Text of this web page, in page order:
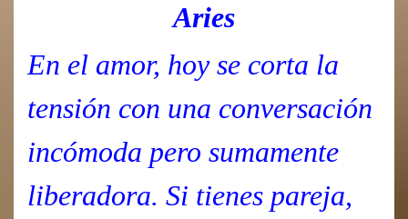
Aries
En el amor, hoy se corta la
tensión con una conversación
incómoda pero sumamente
liberadora. Si tienes pareja,